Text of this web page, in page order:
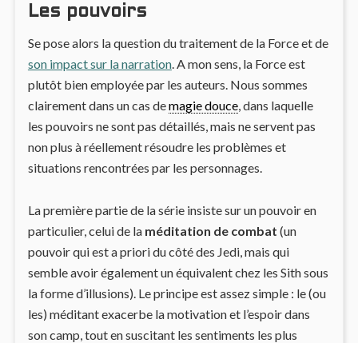
Les pouvoirs
Se pose alors la question du traitement de la Force et de
son impact sur la narration. A mon sens, la Force est
plutôt bien employée par les auteurs. Nous sommes
clairement dans un cas demagie douce, dans laquelle
les pouvoirs ne sont pas détaillés, mais ne servent pas
non plus à réellement résoudre les problèmes et
situations rencontrées par les personnages.
La première partie de la série insiste sur un pouvoir en
particulier, celui de la méditation de combat (un
pouvoir qui est a priori du côté des Jedi, mais qui
semble avoir également un équivalent chez les Sith sous
la forme d’illusions). Le principe est assez simple : le (ou
les) méditant exacerbe la motivation et l’espoir dans
son camp, tout en suscitant les sentiments les plus